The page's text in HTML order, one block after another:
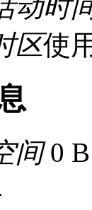
动时
区使
间0 B